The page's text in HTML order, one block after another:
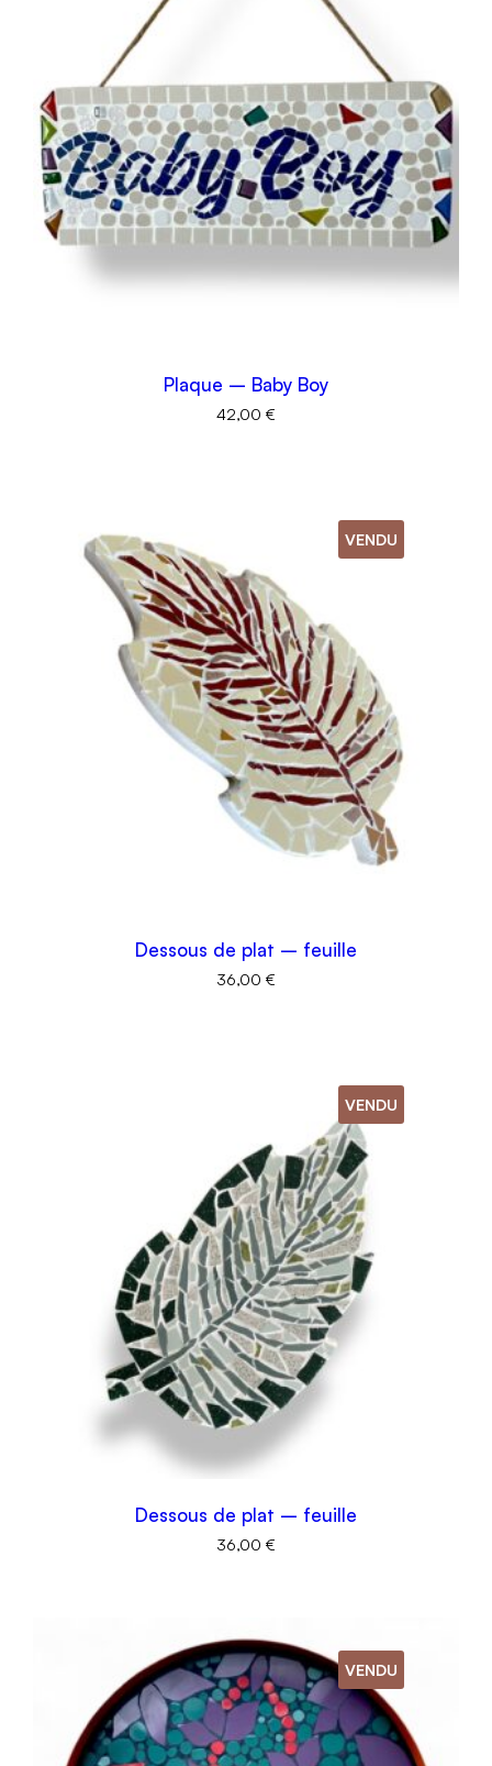
Plaque – Baby Boy
42,00 €
VENDU
Dessous de plat – feuille
36,00 €
VENDU
Dessous de plat – feuille
36,00 €
VENDU